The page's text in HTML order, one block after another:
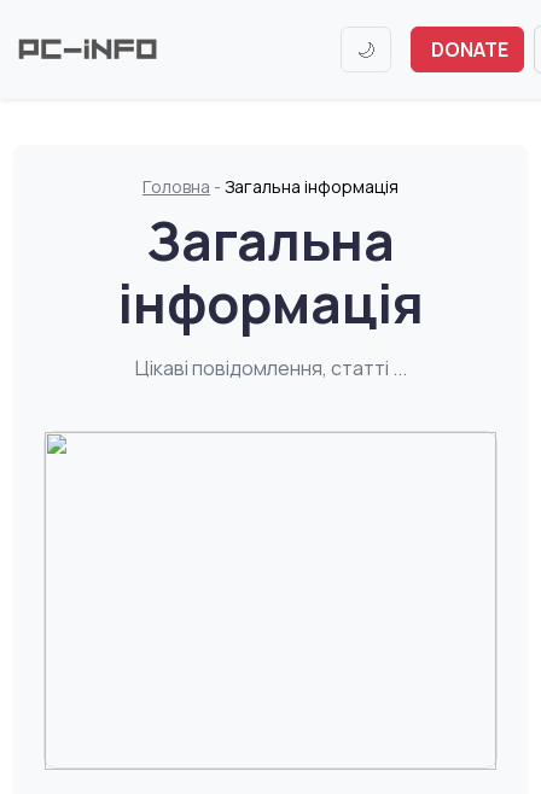
🌙 DONATE
Головна - Загальна інформація
Загальна
інформація
Цікаві повідомлення, статті ...